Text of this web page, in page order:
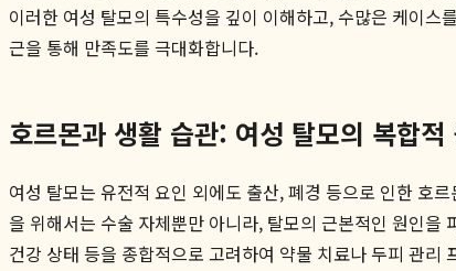
이러한 여성 탈모의 특수성을 깊이 이해하고, 수많은 케이
근을 통해 만족도를 극대화합니다.
호르몬과 생활 습관: 여성 탈모의 복합적
여성 탈모는 유전적 요인 외에도 출산, 폐경 등으로 인한 호
을 위해서는 수술 자체뿐만 아니라, 탈모의 근본적인 원인
건강 상태 등을 종합적으로 고려하여 약물 치료나 두피 관